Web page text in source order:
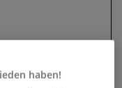
haben!